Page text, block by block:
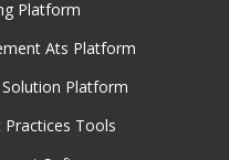
Platform
Ats Platform
Platform
Practices Tools